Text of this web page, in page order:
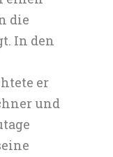
die
In den
er
und